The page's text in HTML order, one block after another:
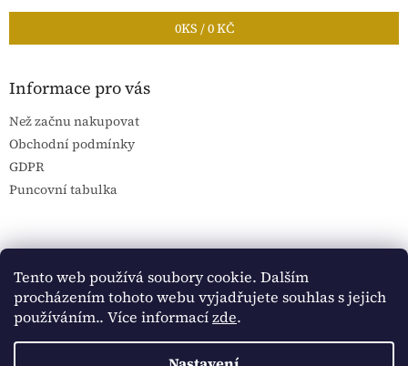
Tento web používá soubory cookie. Dalším
procházením tohoto webu vyjadřujete souhlas s jejich
používáním.. Více informacízde.
0KS /0 KČ
Informace pro vás
Než začnu nakupovat
Obchodní podmínky
GDPR
Puncovní tabulka